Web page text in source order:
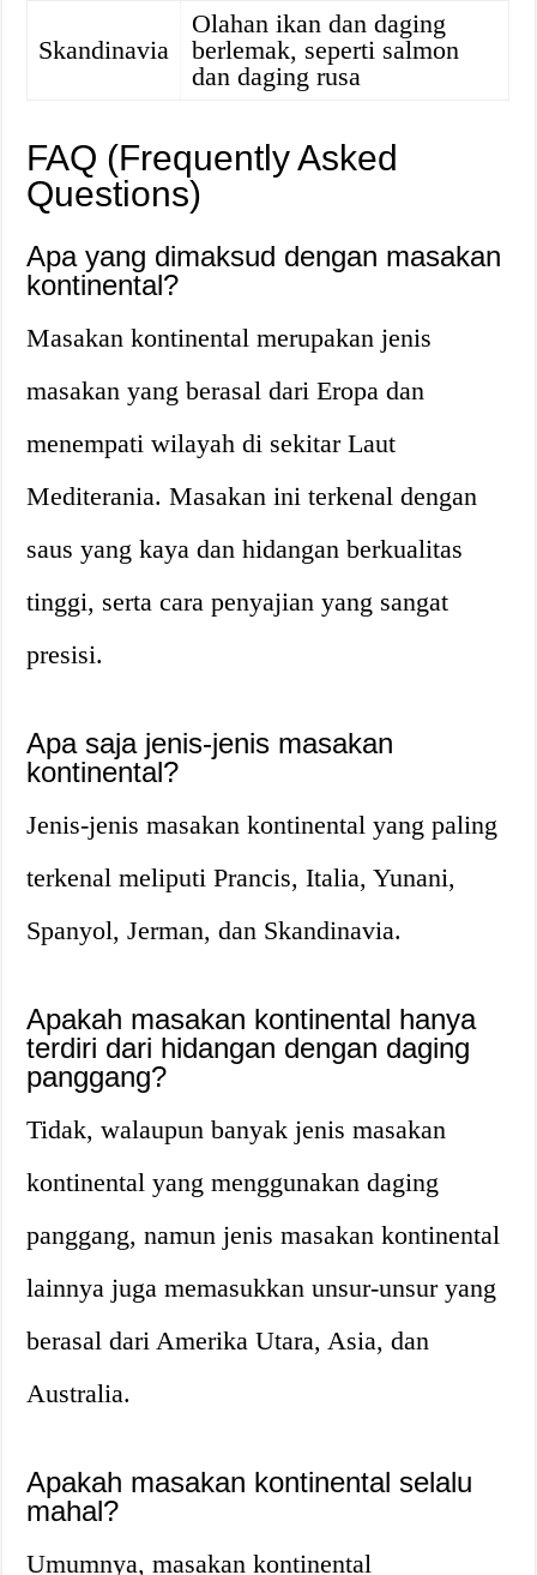
Skandinavia
Olahan ikan dan daging
berlemak, seperti salmon
dan daging rusa
FAQ (Frequently Asked
Questions)
Apa yang dimaksud dengan masakan
kontinental?
Masakan kontinental merupakan jenis
masakan yang berasal dari Eropa dan
menempati wilayah di sekitar Laut
Mediterania. Masakan ini terkenal dengan
saus yang kaya dan hidangan berkualitas
tinggi, serta cara penyajian yang sangat
presisi.
Apa saja jenis-jenis masakan
kontinental?
Jenis-jenis masakan kontinental yang paling
terkenal meliputi Prancis, Italia, Yunani,
Spanyol, Jerman, dan Skandinavia.
Apakah masakan kontinental hanya
terdiri dari hidangan dengan daging
panggang?
Tidak, walaupun banyak jenis masakan
kontinental yang menggunakan daging
panggang, namun jenis masakan kontinental
lainnya juga memasukkan unsur-unsur yang
berasal dari Amerika Utara, Asia, dan
Australia.
Apakah masakan kontinental selalu
mahal?
Umumnya, masakan kontinental